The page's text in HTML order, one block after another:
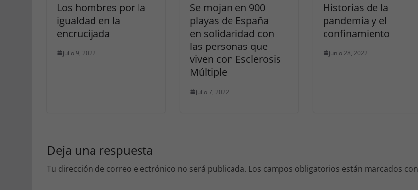
Los hombres por la
igualdad en la
encrucijada
julio 9, 2022
Se mojan en 900
playas de España
en solidaridad con
las personas que
viven con Esclerosis
Múltiple
julio 7, 2022
Historias de la
pandemia y el
confinamiento
junio 28, 2022
Deja una respuesta
Tu dirección de correo electrónico no será publicada. Los campos obligatorios están marcados con